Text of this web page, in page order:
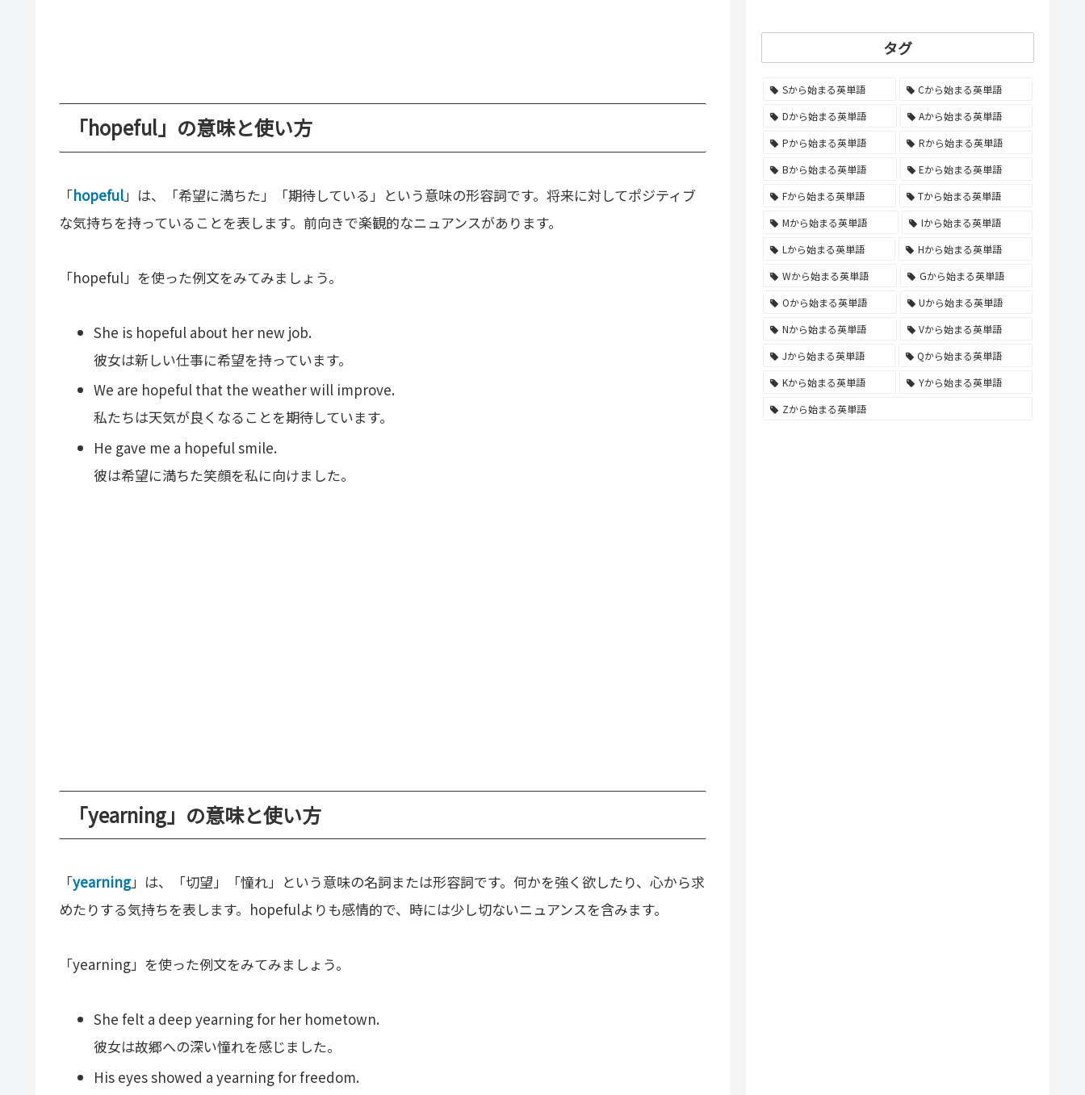
「hopeful」の意味と使い方
「hopeful」は、「希望に満ちた」「期待している」という意味の形容詞です。将来に対してポジティブ
な気持ちを持っていることを表します。前向きで楽観的なニュアンスがあります。
「hopeful」を使った例文をみてみましょう。
She is hopeful about her new job.
彼女は新しい仕事に希望を持っています。
We are hopeful that the weather will improve.
私たちは天気が良くなることを期待しています。
He gave me a hopeful smile.
彼は希望に満ちた笑顔を私に向けました。
「yearning」の意味と使い方
「yearning」は、「切望」「憧れ」という意味の名詞または形容詞です。何かを強く欲したり、心から求
めたりする気持ちを表します。hopefulよりも感情的で、時には少し切ないニュアンスを含みます。
「yearning」を使った例文をみてみましょう。
She felt a deep yearning for her hometown.
彼女は故郷への深い憧れを感じました。
His eyes showed a yearning for freedom.
タグ
Sから始まる英単語
Cから始まる英単語
Dから始まる英単語
Aから始まる英単語
Pから始まる英単語
Rから始まる英単語
Bから始まる英単語
Eから始まる英単語
Fから始まる英単語
Tから始まる英単語
Mから始まる英単語
Iから始まる英単語
Lから始まる英単語
Hから始まる英単語
Wから始まる英単語
Gから始まる英単語
Oから始まる英単語
Uから始まる英単語
Nから始まる英単語
Vから始まる英単語
Jから始まる英単語
Qから始まる英単語
Kから始まる英単語
Yから始まる英単語
Zから始まる英単語